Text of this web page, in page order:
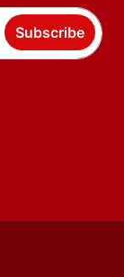
Subscribe